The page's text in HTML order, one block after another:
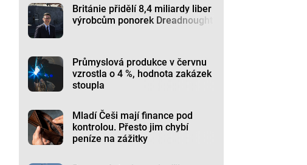
Británie přidělí 8,4 miliardy liber
výrobcům ponorek Dreadnought
Průmyslová produkce v červnu
vzrostla o 4 %, hodnota zakázek
stoupla
Mladí Češi mají finance pod
kontrolou. Přesto jim chybí
peníze na zážitky